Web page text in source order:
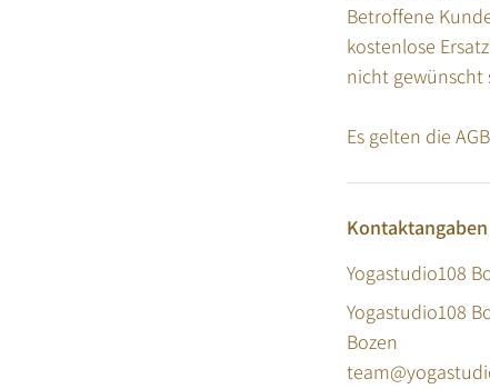
Betroffene
kostenlose
nicht
Kontaktangaben
Yogastudio108
Yogastudio108
Bozen